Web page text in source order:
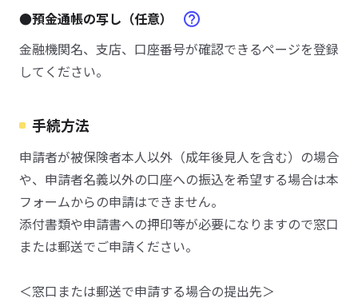
●預金通帳の写し（任意）
金融機関名、支店、口座番号が確認できるページを登録
してください。
手続方法
申請者が被保険者本人以外（成年後見人を含む）の場合
や、申請者名義以外の口座への振込を希望する場合は本
フォームからの申請はできません。
添付書類や申請書への押印等が必要になりますので窓口
または郵送でご申請ください。
＜窓口または郵送で申請する場合の提出先＞